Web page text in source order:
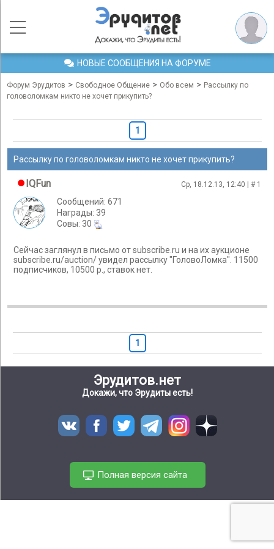
НОВЫЕ СООБЩЕНИЯ НА ФОРУМЕ
Форум Эрудитов > Свободное Общение > Обо всем > Рассылку по
головоломкам никто не хочет прикупить?
1
Рассылку по головоломкам никто не хочет прикупить?
IQFun Ср, 18.12.13, 12:40 | # 1
Сообщений: 671
Награды: 39
Cовы: 30
Сейчас заглянул в письмо от subscribe.ru и на их аукционе
subscribe.ru/auction/ увидел рассылку "ГоловоЛомка". 11500
подписчиков, 10500 р., ставок нет.
1
Эрудитов.нет
Докажи, что Эрудиты есть!
Полная версия сайта